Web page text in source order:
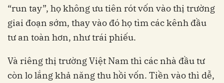
“run tay”, họ không ưu tiên rót vốn vào thị trường
giai đoạn sớm, thay vào đó họ tìm các kênh đầu
tư an toàn hơn, như trái phiếu.
Và riêng thị trường Việt Nam thì các nhà đầu tư
còn lo lắng khả năng thu hồi vốn. Tiền vào thì dễ,